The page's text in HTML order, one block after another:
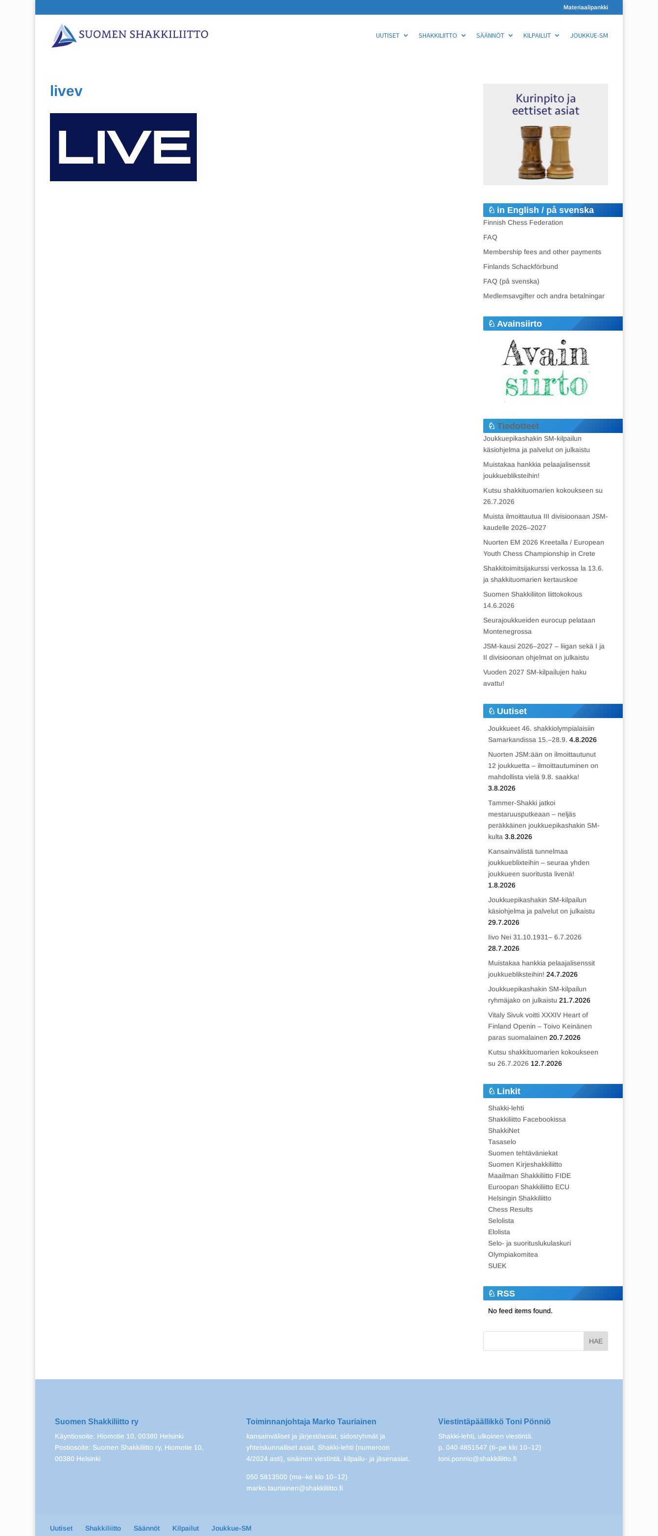
Materiaalipankki
UUTISET SHAKKILIITTO SÄÄNNÖT KILPAILUT JOUKKUE-SM
livev
in English / på svenska
Finnish Chess Federation
FAQ
Membership fees and other payments
Finlands Schackförbund
FAQ (på svenska)
Medlemsavgifter och andra betalningar
Avainsiirto
Tiedotteet
Joukkuepikashakin SM-kilpailun
käsiohjelma ja palvelut on julkaistu
Muistakaa hankkia pelaajalisenssit
joukkuebliksteihin!
Kutsu shakkituomarien kokoukseen su
26.7.2026
Muista ilmoittautua III divisioonaan JSM-
kaudelle 2026–2027
Nuorten EM 2026 Kreetalla / European
Youth Chess Championship in Crete
Shakkitoimitsijakurssi verkossa la 13.6.
ja shakkituomarien kertauskoe
Suomen Shakkiliiton liittokokous
14.6.2026
Seurajoukkueiden eurocup pelataan
Montenegrossa
JSM-kausi 2026–2027 – liigan sekä I ja
II divisioonan ohjelmat on julkaistu
Vuoden 2027 SM-kilpailujen haku
avattu!
Uutiset
Joukkueet 46. shakkiolympialaisiin
Samarkandissa 15.–28.9. 4.8.2026
Nuorten JSM:ään on ilmoittautunut
12 joukkuetta – ilmoittautuminen on
mahdollista vielä 9.8. saakka!
3.8.2026
Tammer-Shakki jatkoi
mestaruusputkeaan – neljäs
peräkkäinen joukkuepikashakin SM-
kulta 3.8.2026
Kansainvälistä tunnelmaa
joukkueblixteihin – seuraa yhden
joukkueen suoritusta livenä!
1.8.2026
Joukkuepikashakin SM-kilpailun
käsiohjelma ja palvelut on julkaistu
29.7.2026
Iivo Nei 31.10.1931– 6.7.2026
28.7.2026
Muistakaa hankkia pelaajalisenssit
joukkuebliksteihin! 24.7.2026
Joukkuepikashakin SM-kilpailun
ryhmäjako on julkaistu 21.7.2026
Vitaly Sivuk voitti XXXIV Heart of
Finland Openin – Toivo Keinänen
paras suomalainen 20.7.2026
Kutsu shakkituomarien kokoukseen
su 26.7.2026 12.7.2026
Linkit
Shakki-lehti
Shakkiliitto Facebookissa
ShakkiNet
Tasaselo
Suomen tehtäväniekat
Suomen Kirjeshakkiliitto
Maailman Shakkiliitto FIDE
Euroopan Shakkiliitto ECU
Helsingin Shakkiliitto
Chess Results
Selolista
Elolista
Selo- ja suorituslukulaskuri
Olympiakomitea
SUEK
RSS
No feed items found.
Suomen Shakkiliitto ry
Käyntiosoite: Hiomotie 10, 00380 Helsinki
Postiosoite: Suomen Shakkiliitto ry, Hiomotie 10,
00380 Helsinki
Toiminnanjohtaja Marko Tauriainen
kansainväliset ja järjestöasiat, sidosryhmät ja
yhteiskunnalliset asiat, Shakki-lehti (numeroon
4/2024 asti), sisäinen viestintä, kilpailu- ja jäsenasiat.
050 5813500 (ma–ke klo 10–12)
marko.tauriainen@shakkiliitto.fi
Viestintäpäällikkö Toni Pönniö
Shakki-lehti, ulkoinen viestintä.
p. 040 4851547 (ti–pe klo 10–12)
toni.ponnio@shakkiliitto.fi
Uutiset Shakkiliitto Säännöt Kilpailut Joukkue-SM